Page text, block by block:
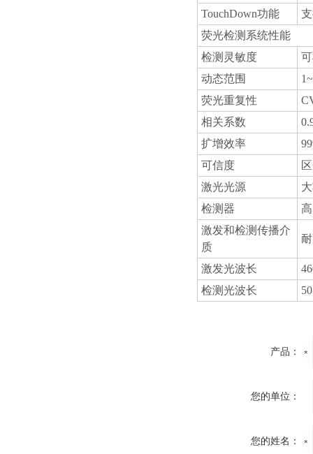
TouchDown功能
荧光检测系统性能
检测灵敏度
动态范围
荧光重复性
相关系数
扩增效率
可信度
激光光源
检测器
激发和检测传播介
质
激发光波长
检测光波长
产品：
您的单位：
您的姓名：